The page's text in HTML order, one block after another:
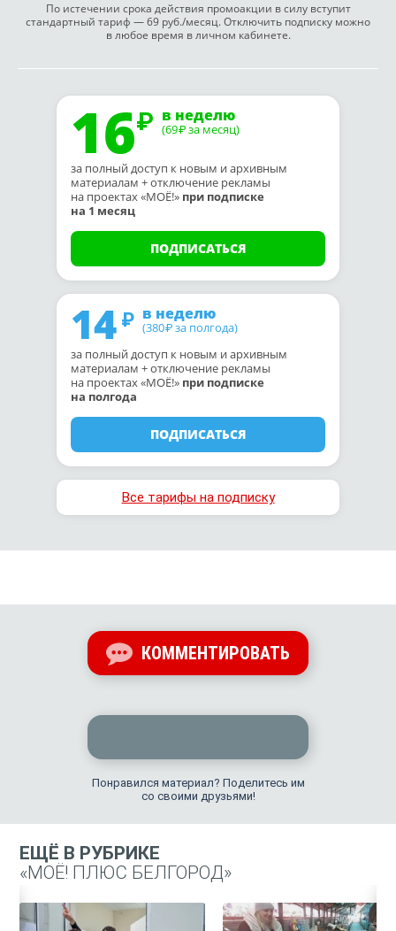
По истечении срока действия промоакции в силу вступит
стандартный тариф — 69 руб./месяц. Отключить подписку можно
в любое время в личном кабинете.
16 в неделю
(69₽ за месяц)
за полный доступ к новым и архивным
материалам + отключение рекламы
на проектах «МОЁ!» при подписке
на 1 месяц
ПОДПИСАТЬСЯ
14 в неделю
(380₽ за полгода)
за полный доступ к новым и архивным
материалам + отключение рекламы
на проектах «МОЁ!» при подписке
на полгода
ПОДПИСАТЬСЯ
Все тарифы на подписку
КОММЕНТИРОВАТЬ
Понравился материал? Поделитесь им
со своими друзьями!
ЕЩЁ В РУБРИКЕ
«МОЁ! ПЛЮС БЕЛГОРОД»